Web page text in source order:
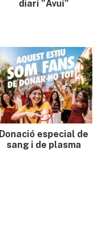
diari "Avui"
Donació especial de
sang i de plasma